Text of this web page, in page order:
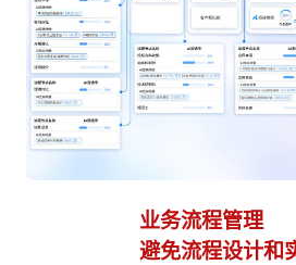
业务流程管理
避免流程设计和实际执行差异